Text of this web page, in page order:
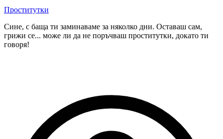
Проститутки
Сине, с баща ти заминаваме за няколко дни. Оставаш сам,
грижи се... може ли да не поръчваш проститутки, докато ти
говоря!